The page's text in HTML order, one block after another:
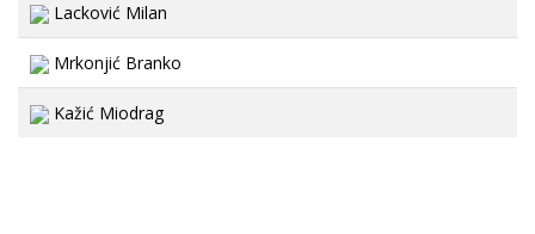
Lacković Milan
Mrkonjić Branko
Kažić Miodrag